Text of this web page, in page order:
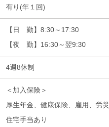
有り(年１回)
【日 勤】8:30～17:30
【夜 勤】16:30～翌9:30
4週8休制
＜加入保険＞
厚生年金、健康保険、雇用、労災
住宅手当あり